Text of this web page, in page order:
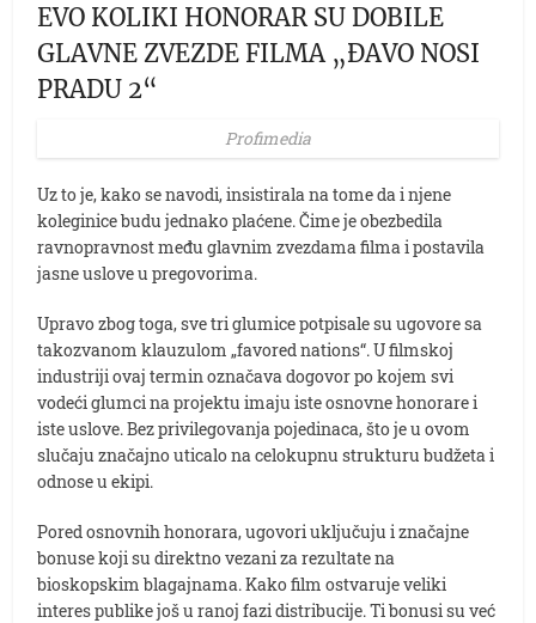
EVO KOLIKI HONORAR SU DOBILE
GLAVNE ZVEZDE FILMA „ĐAVO NOSI
PRADU 2“
Profimedia
Uz to je, kako se navodi, insistirala na tome da i njene
koleginice budu jednako plaćene. Čime je obezbedila
ravnopravnost među glavnim zvezdama filma i postavila
jasne uslove u pregovorima.
Upravo zbog toga, sve tri glumice potpisale su ugovore sa
takozvanom klauzulom „favored nations“. U filmskoj
industriji ovaj termin označava dogovor po kojem svi
vodeći glumci na projektu imaju iste osnovne honorare i
iste uslove. Bez privilegovanja pojedinaca, što je u ovom
slučaju značajno uticalo na celokupnu strukturu budžeta i
odnose u ekipi.
Pored osnovnih honorara, ugovori uključuju i značajne
bonuse koji su direktno vezani za rezultate na
bioskopskim blagajnama. Kako film ostvaruje veliki
interes publike još u ranoj fazi distribucije. Ti bonusi su već